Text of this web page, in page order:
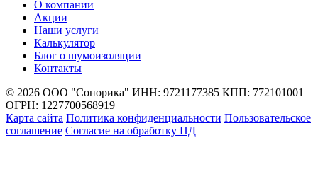
О компании
Акции
Наши услуги
Калькулятор
Блог о шумоизоляции
Контакты
© 2026 ООО "Сонорика" ИНН: 9721177385 КПП: 772101001
ОГРН: 1227700568919
Карта сайта Политика конфиденциальности Пользовательское
соглашение Согласие на обработку ПД